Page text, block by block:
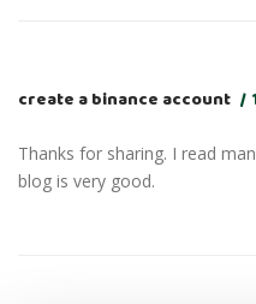
create a binance account
Thanks for sharing. I read
blog is very good.